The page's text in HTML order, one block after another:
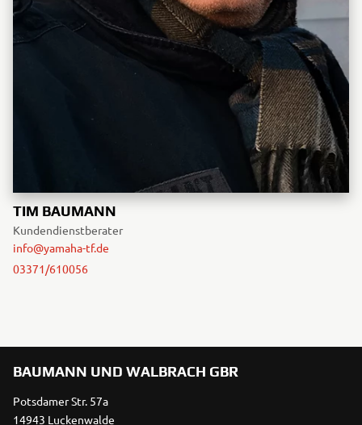
TIM BAUMANN
Kundendienstberater
info@yamaha-tf.de
03371/610056
BAUMANN UND WALBRACH GBR
Potsdamer Str. 57a
14943 Luckenwalde